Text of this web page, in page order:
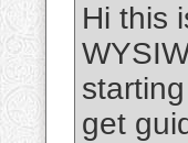
Hi this
get